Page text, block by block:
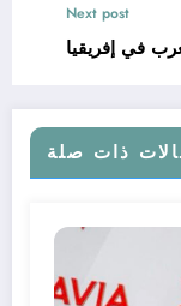
Next post
في إفريقيا
ذات صلة